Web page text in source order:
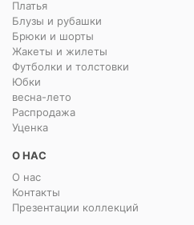
Платья
Блузы и рубашки
Брюки и шорты
Жакеты и жилеты
Футболки и толстовки
Юбки
весна-лето
Распродажа
Уценка
О НАС
О нас
Контакты
Презентации коллекций